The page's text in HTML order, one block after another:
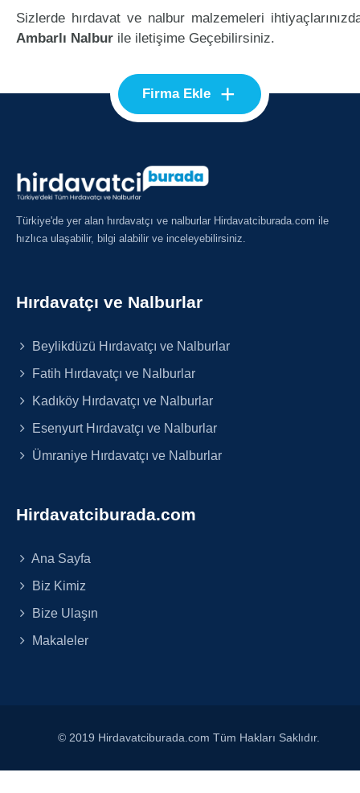
Sizlerde hırdavat ve nalbur malzemeleri
Ambarlı Nalbur ile iletişime Geçebilirsiniz.
Firma Ekle +
Türkiye'de yer alan hırdavatçı ve nalburlar Hirdavatciburada.com ile
hızlıca ulaşabilir, bilgi alabilir ve inceleyebilirsiniz.
Hırdavatçı ve Nalburlar
Beylikdüzü Hırdavatçı ve Nalburlar
Fatih Hırdavatçı ve Nalburlar
Kadıköy Hırdavatçı ve Nalburlar
Esenyurt Hırdavatçı ve Nalburlar
Ümraniye Hırdavatçı ve Nalburlar
Hirdavatciburada.com
Ana Sayfa
Biz Kimiz
Bize Ulaşın
Makaleler
© 2019 Hirdavatciburada.com Tüm Hakları Saklıdır.